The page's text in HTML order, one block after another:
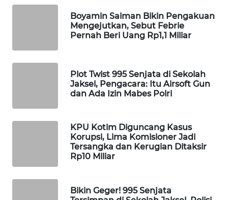
Boyamin Saiman Bikin Pengakuan
Mengejutkan, Sebut Febrie
Pernah Beri Uang Rp1,1 Miliar
Plot Twist 995 Senjata di Sekolah
Jaksel, Pengacara: Itu Airsoft Gun
dan Ada Izin Mabes Polri
KPU Kotim Diguncang Kasus
Korupsi, Lima Komisioner Jadi
Tersangka dan Kerugian Ditaksir
Rp10 Miliar
Bikin Geger! 995 Senjata
MANDALIKA